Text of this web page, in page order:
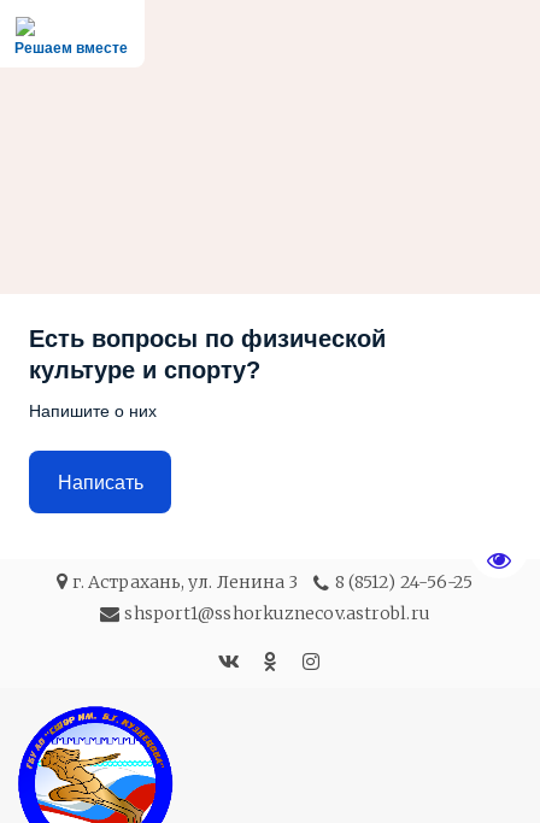
Решаем вместе
Есть вопросы по физической
культуре и спорту?
Напишите о них
Написать
г. Астрахань,ул. Ленина 3
8 (8512) 24-56-25
shsport1@sshorkuznecov.astrobl.ru